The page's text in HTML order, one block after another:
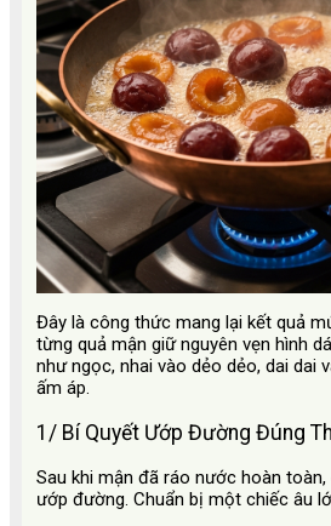
Đây là công thức mang lại kết quả
từng quả mận giữ nguyên vẹn hình
như ngọc, nhai vào dẻo dẻo, dai dai
ấm áp.
1/ Bí Quyết Ướp Đường Đúng
Sau khi mận đã ráo nước hoàn
ướp đường. Chuẩn bị một chiếc âu